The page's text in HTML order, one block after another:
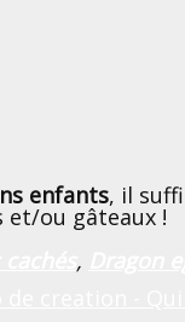
enfants, il
et/ou gâteaux !
,